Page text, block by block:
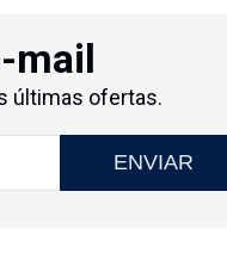
mail
últimas ofertas.
ENVIAR